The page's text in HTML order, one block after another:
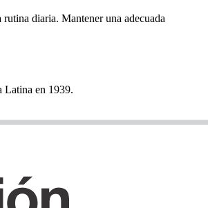
diaria. Mantener una adecuada
Latina en 1939.